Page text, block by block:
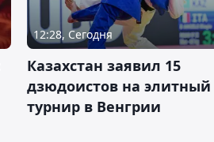
12:28, Сегодня
Казахстан заявил 15
дзюдоистов на элитный
турнир в Венгрии